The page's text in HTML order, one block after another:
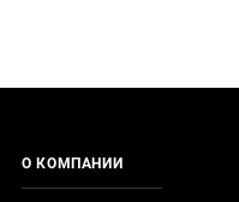
О КОМПАНИИ